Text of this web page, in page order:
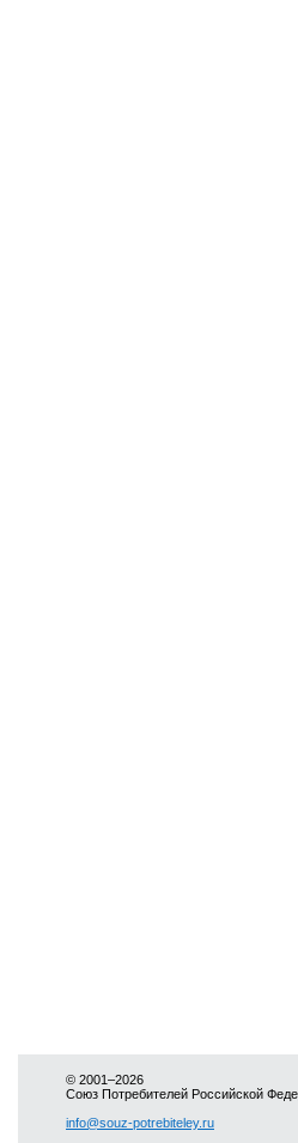
© 2001–2026
Союз Потребителей Российской
info@souz-potrebiteley.ru